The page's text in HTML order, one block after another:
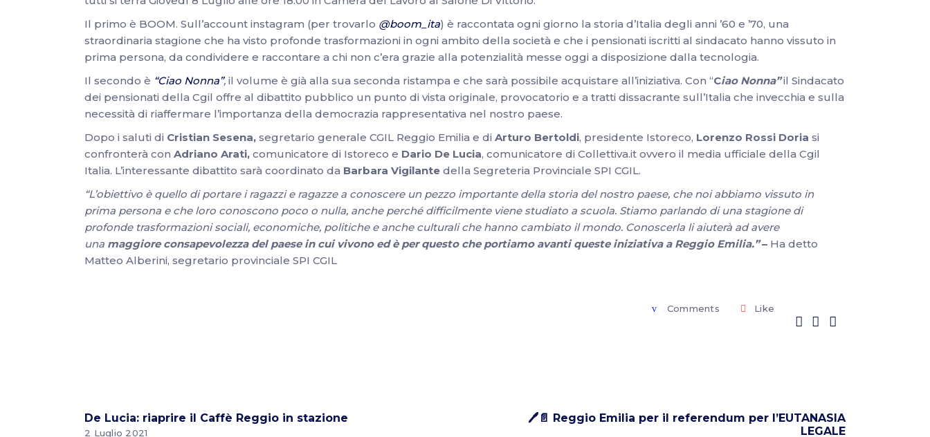
Il primo è BOOM. Sull’account instagram (per trovarlo @boom_ita) è raccontata ogni giorno la storia d’Italia degli anni ’60 e ’70, una
straordinaria stagione che ha visto profonde trasformazioni in ogni ambito della società e che i pensionati iscritti al sindacato hanno vissuto in
prima persona, da condividere e raccontare a chi non c’era grazie alla potenzialità messe oggi a disposizione dalla tecnologia.
Il secondo è “Ciao Nonna”, il volume è già alla sua seconda ristampa e che sarà possibile acquistare all’iniziativa. Con “Ciao Nonna”il Sindacato
dei pensionati della Cgil offre al dibattito pubblico un punto di vista originale, provocatorio e a tratti dissacrante sull’Italia che invecchia e sulla
necessità di riaffermare l’importanza della democrazia rappresentativa nel nostro paese.
Dopo i saluti di Cristian Sesena, segretario generale CGIL Reggio Emilia e di Arturo Bertoldi, presidente Istoreco, Lorenzo Rossi Doria si
confronterà con Adriano Arati, comunicatore di Istoreco e Dario De Lucia, comunicatore di Collettiva.it ovvero il media ufficiale della Cgil
Italia. L’interessante dibattito sarà coordinato da Barbara Vigilante della Segreteria Provinciale SPI CGIL.
“L’obiettivo è quello di portare i ragazzi e ragazze a conoscere un pezzo importante della storia del nostro paese, che noi abbiamo vissuto in
prima persona e che loro conoscono poco o nulla, anche perché difficilmente viene studiato a scuola. Stiamo parlando di una stagione di
profonde trasformazioni sociali, economiche, politiche e anche culturali che hanno cambiato il mondo. Conoscerla li aiuterà ad avere
una maggiore consapevolezza del paese in cui vivono ed è per questo che portiamo avanti queste iniziativa a Reggio Emilia.”– Ha detto
Matteo Alberini, segretario provinciale SPI CGIL
Comments Like
De Lucia: riaprire il Caffè Reggio in stazione
2 Luglio 2021
🖊📄 Reggio Emilia per il referendum per l’EUTANASIA
LEGALE